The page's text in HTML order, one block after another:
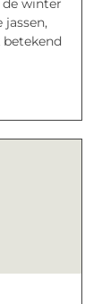
de winter
jassen,
betekend